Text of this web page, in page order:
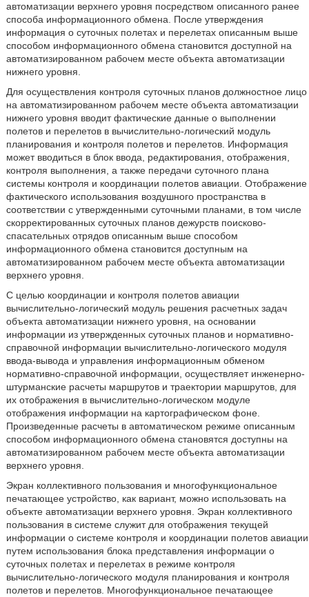
автоматизации верхнего уровня посредством описанного ранее
способа информационного обмена. После утверждения
информация о суточных полетах и перелетах описанным выше
способом информационного обмена становится доступной на
автоматизированном рабочем месте объекта автоматизации
нижнего уровня.
Для осуществления контроля суточных планов должностное лицо
на автоматизированном рабочем месте объекта автоматизации
нижнего уровня вводит фактические данные о выполнении
полетов и перелетов в вычислительно-логический модуль
планирования и контроля полетов и перелетов. Информация
может вводиться в блок ввода, редактирования, отображения,
контроля выполнения, а также передачи суточного плана
системы контроля и координации полетов авиации. Отображение
фактического использования воздушного пространства в
соответствии с утвержденными суточными планами, в том числе
скорректированных суточных планов дежурств поисково-
спасательных отрядов описанным выше способом
информационного обмена становится доступным на
автоматизированном рабочем месте объекта автоматизации
верхнего уровня.
С целью координации и контроля полетов авиации
вычислительно-логический модуль решения расчетных задач
объекта автоматизации нижнего уровня, на основании
информации из утвержденных суточных планов и нормативно-
справочной информации вычислительно-логического модуля
ввода-вывода и управления информационным обменом
нормативно-справочной информации, осуществляет инженерно-
штурманские расчеты маршрутов и траектории маршрутов, для
их отображения в вычислительно-логическом модуле
отображения информации на картографическом фоне.
Произведенные расчеты в автоматическом режиме описанным
способом информационного обмена становятся доступны на
автоматизированном рабочем месте объекта автоматизации
верхнего уровня.
Экран коллективного пользования и многофункциональное
печатающее устройство, как вариант, можно использовать на
объекте автоматизации верхнего уровня. Экран коллективного
пользования в системе служит для отображения текущей
информации о системе контроля и координации полетов авиации
путем использования блока представления информации о
суточных полетах и перелетах в режиме контроля
вычислительно-логического модуля планирования и контроля
полетов и перелетов. Многофункциональное печатающее